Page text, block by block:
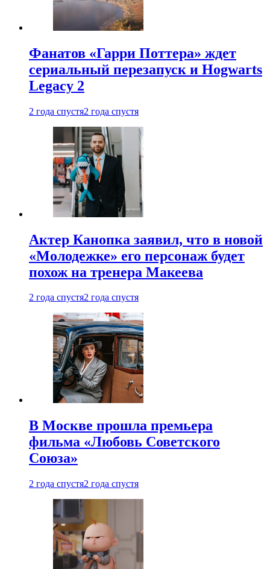
Фанатов «Гарри Поттера» ждет
сериальный перезапуск и Hogwarts
Legacy 2
2 года спустя2 года спустя
Актер Канопка заявил, что в новой
«Молодежке» его персонаж будет
похож на тренера Макеева
2 года спустя2 года спустя
В Москве прошла премьера
фильма «Любовь Советского
Союза»
2 года спустя2 года спустя